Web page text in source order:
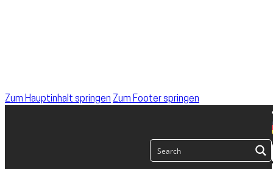
Zum Hauptinhalt springen Zum Footer springen